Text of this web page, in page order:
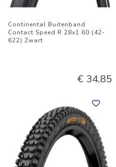
Continental Buitenband
Contact Speed R 28x1.60 (42-
622) Zwart
€ 34,85